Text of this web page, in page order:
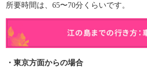
所要時間は、 65〜70分くらいです。
・東京方面からの場合